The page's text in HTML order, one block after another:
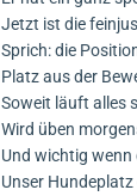
Deshalb habe
Entschuldige,
Du brauchst
Jetzt ist die
Sprich: die
Platz aus der
Soweit läuft alles
Wird üben
Und wichtig wenn
Unser